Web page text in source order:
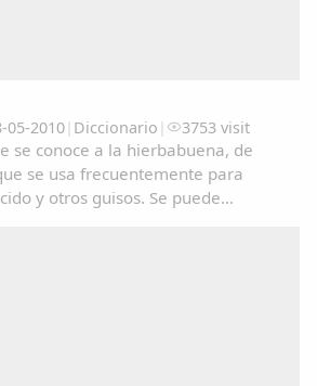
05-2010| Diccionario | 3753 visit
se conoce a la hierbabuena, de
se usa frecuentemente para
y otros guisos. Se puede